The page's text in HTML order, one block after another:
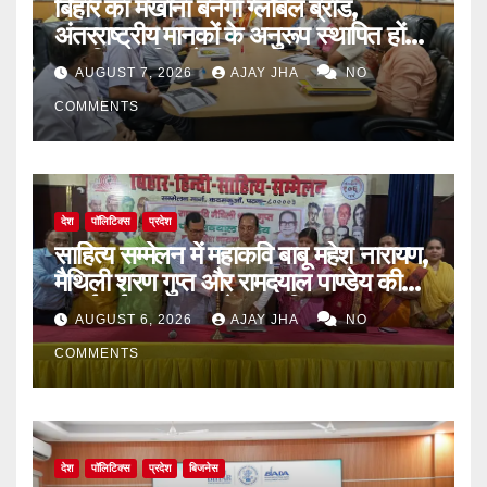
बिहार का मखाना बनेगा ग्लोबल ब्रांड,
अंतरराष्ट्रीय मानकों के अनुरूप स्थापित होंगे
आधुनिक पॉपिंग सेंटर
AUGUST 7, 2026 AJAY JHA NO
COMMENTS
देश पॉलिटिक्स प्रदेश
साहित्य सम्मेलन में महाकवि बाबू महेश नारायण,
मैथिली शरण गुप्त और रामदयाल पाण्डेय की
मनाई गई जयंती, 72वें जन्म-दिवस पर
बिन्देश्वर गुप्ता हुए सम्मानित
AUGUST 6, 2026 AJAY JHA NO
COMMENTS
देश पॉलिटिक्स प्रदेश बिजनेस